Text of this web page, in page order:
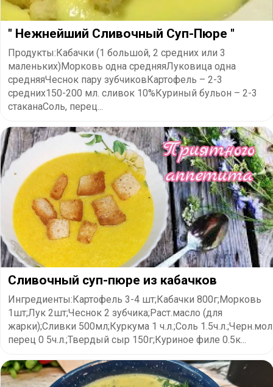
" Нежнейший Сливочный Суп-Пюре "
Продукты:Кабачки (1 большой, 2 средних или 3
маленьких)Морковь одна средняяЛуковица одна
средняяЧеснок пару зубчиковКартофель – 2-3
средних150-200 мл. сливок 10%Куриный бульон – 2-3
стаканаСоль, перец...
Сливочный суп-пюре из кабачков
Ингредиенты:Картофель 3-4 шт;Кабачки 800г;Морковь
1шт;Лук 2шт;Чеснок 2 зубчика;Раст.масло (для
жарки);Сливки 500мл;Куркума 1 ч.л.;Соль 1.5ч.л.;Черн.мол
перец 0 5ч.л.;Твердый сыр 150г;Куриное филе 0.5к...